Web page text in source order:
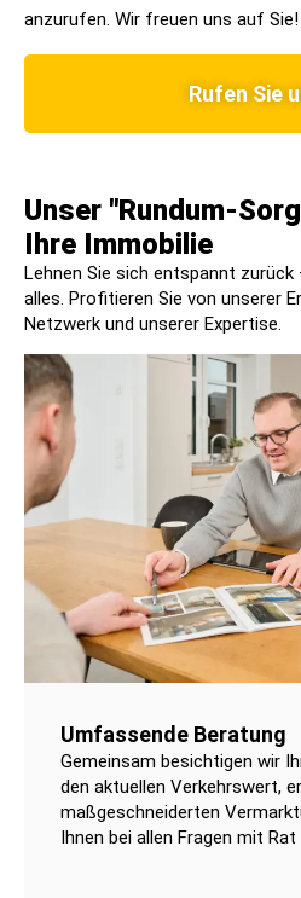
anzurufen. Wir freuen uns auf Sie!
Rufen Sie
Unser "Rundum-
Ihre Immobilie​
Lehnen Sie sich entspannt
alles. Profitieren Sie von unserer
Netzwerk und unserer Expertise.
Umfassende Beratung
Gemeinsam besichtigen wir
den aktuellen Verkehrswert,
maßgeschneiderten
Ihnen bei allen Fragen mit